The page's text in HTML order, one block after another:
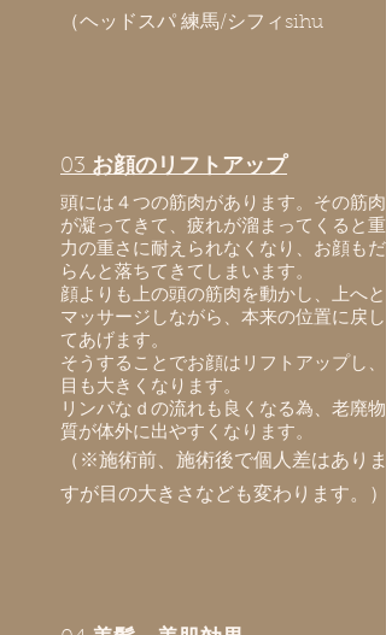
​（ヘッドスパ 練馬/シフィsihu
03 お顔のリフトアップ
頭には４つの筋肉があります。その筋肉
が凝ってきて、疲れが溜まってくると重
力の重さに耐えられなくなり、お顔もだ
らんと落ちてきてしまいます。
顔よりも上の頭の筋肉を動かし、上へと
マッサージしながら、本来の位置に戻し
てあげます。
そうすることでお顔はリフトアップし、
目も大きくなります。
リンパなｄの流れも良くなる為、老廃物
質が体外に出やすくなります。
（※施術前、施術後で個人差はありま
すが目の大きさなども変わります。）